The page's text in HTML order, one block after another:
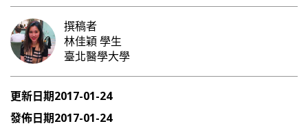
撰稿者
林佳穎學生
臺北醫學大學
更新日期2017-01-24
發佈日期2017-01-24